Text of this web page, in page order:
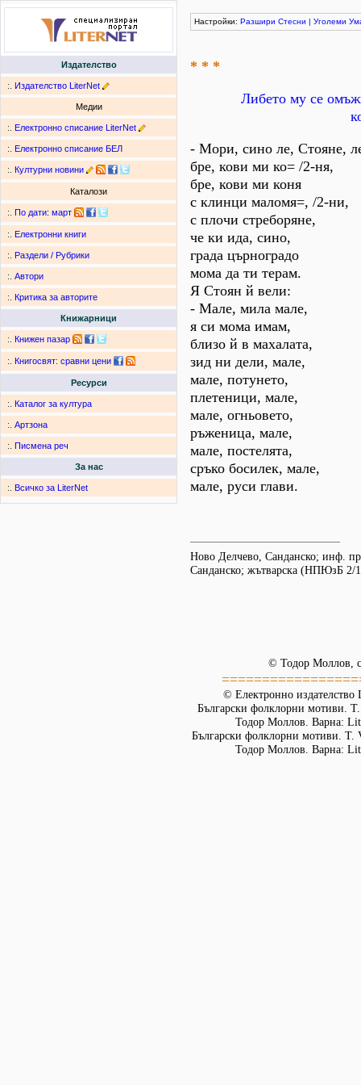
Издателство
:. Издателство LiterNet
Медии
:. Електронно списание LiterNet
:. Електронно списание БЕЛ
:. Културни новини
Каталози
:. По дати: март
:. Електронни книги
:. Раздели / Рубрики
:. Автори
:. Критика за авторите
Книжарници
:. Книжен пазар
:. Книгосвят: сравни цени
Ресурси
:. Каталог за култура
:. Артзона
:. Писмена реч
За нас
:. Всичко за LiterNet
Настройки: Разшири Стесни | Уголеми
* * *
Либето му се
- Мори, сино ле, Стояне,
бре, кови ми ко= /2-ня,
бре, кови ми коня
с клинци маломя=, /2-ни,
с плочи стреборяне,
че ки ида, сино,
града църноградо
мома да ти терам.
Я Стоян й вели:
- Мале, мила мале,
я си мома имам,
близо й в махалата,
зид ни дели, мале,
мале, потунето,
плетеници, мале,
мале, огньовето,
ръженица, мале,
мале, постелята,
сръко босилек, мале,
мале, руси глави.
Ново Делчево, Санданско; инф.
Санданско; жътварска (НПЮзБ 2/
© Тодор Моллов,
© Електронно издателство
Български фолклорни мотиви.
Тодор Моллов. Варна:
Български фолклорни мотиви. Т.
Тодор Моллов. Варна: